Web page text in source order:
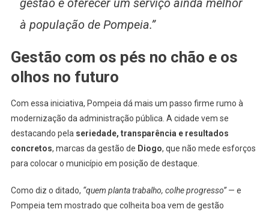
à população de Pompeia.”
Gestão com os pés no chão e os
olhos no futuro
Com essa iniciativa, Pompeia dá mais um passo firme rumo à
modernização da administração pública. A cidade vem se
destacando pela seriedade, transparência e resultados
concretos, marcas da gestão de Diogo, que não mede esforços
para colocar o município em posição de destaque.
Como diz o ditado, “quem planta trabalho, colhe progresso”— e
Pompeia tem mostrado que colheita boa vem de gestão